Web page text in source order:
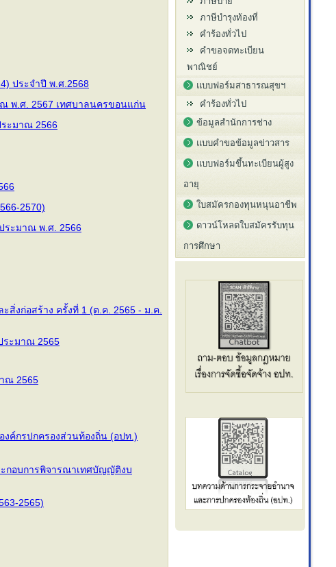
ประจำปี พ.ศ.2568
พ.ศ. 2567 เทศบาลนครขอนแก่น
ะมาณ 2566
2570)
ระมาณ พ.ศ. 2566
งก่อสร้าง ครั้งที่ 1 (ต.ค. 2565 - ม.ค.
ระมาณ 2565
ณ 2565
ค์กรปกครองส่วนท้องถิ่น (อปท.)
กอบการพิจารณาเทศบัญญัติงบ
2565)
ภาษีบำรุงท้องที่
คำร้องทั่วไป
คำขอจดทะเบียน
พาณิชย์
แบบฟอร์มสาธารณสุขฯ
คำร้องทั่วไป
ข้อมูลสำนักการช่าง
แบบคำขอข้อมูลข่าวสาร
แบบฟอร์มขึ้นทะเบียนผู้สูง
อายุ
ใบสมัครกองทุนหนุนอาชีพ
ดาวน์โหลดใบสมัครรับทุน
การศึกษา